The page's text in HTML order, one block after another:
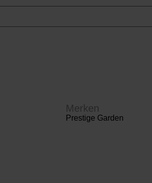
Merken
Prestige Garden